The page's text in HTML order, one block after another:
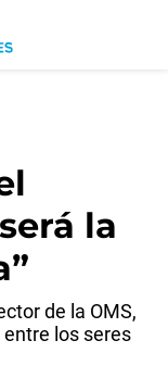
la
de la OMS,
los seres